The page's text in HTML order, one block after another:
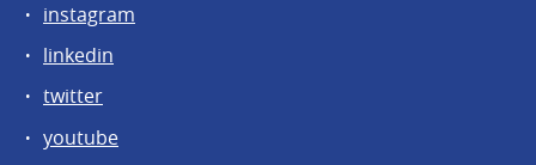
instagram
linkedin
twitter
youtube